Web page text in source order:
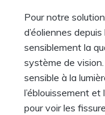
Pour notre
d’éoliennes
sensiblement la
système de
sensible à la
l’éblouissement
pour voir les